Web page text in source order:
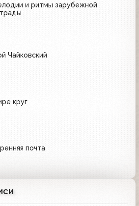
и ритмы зарубежной
Чайковский
круг
почта